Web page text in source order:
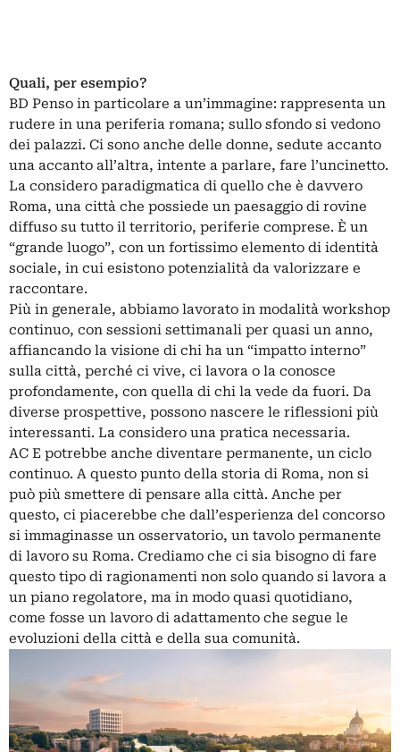
Quali, per esempio?
BD Penso in particolare a un’immagine: rappresenta un
rudere in una periferia romana; sullo sfondo si vedono
dei palazzi. Ci sono anche delle donne, sedute accanto
una accanto all’altra, intente a parlare, fare l’uncinetto.
La considero paradigmatica di quello che è davvero
Roma, una città che possiede un paesaggio di rovine
diffuso su tutto il territorio, periferie comprese. È un
“grande luogo”, con un fortissimo elemento di identità
sociale, in cui esistono potenzialità da valorizzare e
raccontare.
Più in generale, abbiamo lavorato in modalità workshop
continuo, con sessioni settimanali per quasi un anno,
affiancando la visione di chi ha un “impatto interno”
sulla città, perché ci vive, ci lavora o la conosce
profondamente, con quella di chi la vede da fuori. Da
diverse prospettive, possono nascere le riflessioni più
interessanti. La considero una pratica necessaria.
AC E potrebbe anche diventare permanente, un ciclo
continuo. A questo punto della storia di Roma, non si
può più smettere di pensare alla città. Anche per
questo, ci piacerebbe che dall’esperienza del concorso
si immaginasse un osservatorio, un tavolo permanente
di lavoro su Roma. Crediamo che ci sia bisogno di fare
questo tipo di ragionamenti non solo quando si lavora a
un piano regolatore, ma in modo quasi quotidiano,
come fosse un lavoro di adattamento che segue le
evoluzioni della città e della sua comunità.